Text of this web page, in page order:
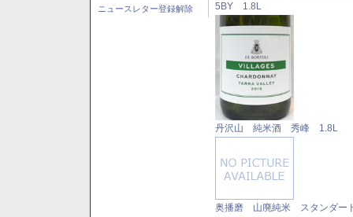
ニュースレター登録解除
5BY 1.8L
丹沢山 純米酒 秀峰 1.8L
奥播磨 山廃純米 スタンダ